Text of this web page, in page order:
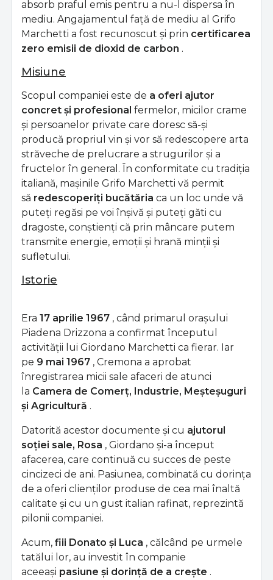
absorb praful emis pentru a nu-l dispersa în
mediu. Angajamentul față de mediu al Grifo
Marchetti a fost recunoscut și prin certificarea
zero emisii de dioxid de carbon .
Misiune
Scopul companiei este de a oferi ajutor
concret și profesional fermelor, micilor crame
și persoanelor private care doresc să-și
producă propriul vin și vor să redescopere arta
străveche de prelucrare a strugurilor și a
fructelor în general. În conformitate cu tradiția
italiană, mașinile Grifo Marchetti vă permit
să redescoperiți bucătăria ca un loc unde vă
puteți regăsi pe voi înșivă și puteți găti cu
dragoste, conștienți că prin mâncare putem
transmite energie, emoții și hrană minții și
sufletului.
Istorie
Era 17 aprilie 1967 , când primarul orașului
Piadena Drizzona a confirmat începutul
activității lui Giordano Marchetti ca fierar. Iar
pe 9 mai 1967 , Cremona a aprobat
înregistrarea micii sale afaceri de atunci
la Camera de Comerț, Industrie, Meșteșuguri
și Agricultură .
Datorită acestor documente și cu ajutorul
soției sale, Rosa , Giordano și-a început
afacerea, care continuă cu succes de peste
cincizeci de ani. Pasiunea, combinată cu dorința
de a oferi clienților produse de cea mai înaltă
calitate și cu un gust italian rafinat, reprezintă
pilonii companiei.
Acum, fiii Donato și Luca , călcând pe urmele
tatălui lor, au investit în companie
aceeași pasiune și dorință de a crește .